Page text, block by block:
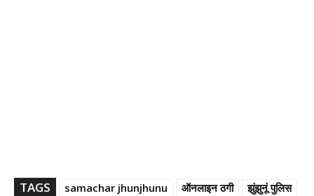
TAGS samachar jhunjhunu ऑनलाइन ठगी
झुंझुनूं पुलिस